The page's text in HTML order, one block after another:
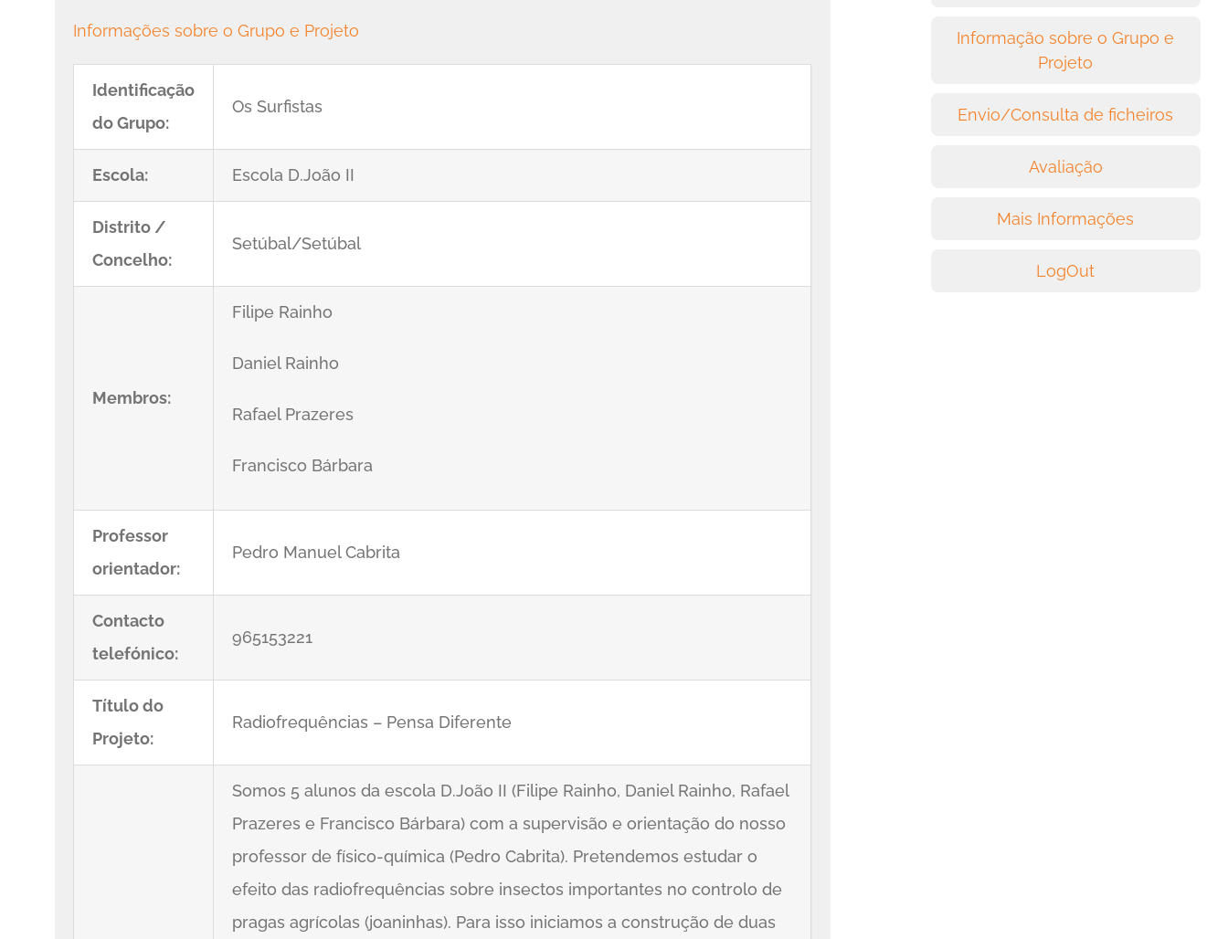
Informações sobre o Grupo e Projeto
Identificação
do Grupo:
Os Surfistas
Escola: Escola D.João II
Distrito /
Concelho:
Setúbal/Setúbal
Membros:
Filipe Rainho
Daniel Rainho
Rafael Prazeres
Francisco Bárbara
Professor
orientador:
Pedro Manuel Cabrita
Contacto
telefónico:
965153221
Título do
Projeto:
Radiofrequências – Pensa Diferente
Somos 5 alunos da escola D.João II (Filipe Rainho, Daniel Rainho, Rafael
Prazeres e Francisco Bárbara) com a supervisão e orientação do nosso
professor de físico-química (Pedro Cabrita). Pretendemos estudar o
efeito das radiofrequências sobre insectos importantes no controlo de
pragas agrícolas (joaninhas). Para isso iniciamos a construção de duas
Informação sobre o Grupo e
Projeto
Envio/Consulta de ficheiros
Avaliação
Mais Informações
LogOut